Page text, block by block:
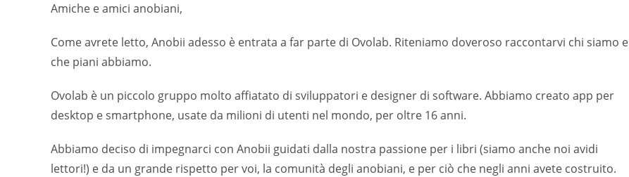
Amiche e amici anobiani,
Come avrete letto, Anobii adesso è entrata a far parte di Ovolab. Riteniamo doveroso raccontarvi chi siamo e
che piani abbiamo.
Ovolab è un piccolo gruppo molto affiatato di sviluppatori e designer di software. Abbiamo creato app per
desktop e smartphone, usate da milioni di utenti nel mondo, per oltre 16 anni.
Abbiamo deciso di impegnarci con Anobii guidati dalla nostra passione per i libri (siamo anche noi avidi
lettori!) e da un grande rispetto per voi, la comunità degli anobiani, e per ciò che negli anni avete costruito.